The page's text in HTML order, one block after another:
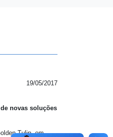
19/05/2017
novas soluções
Tulip, em